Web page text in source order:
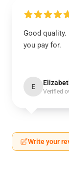
Good
you pay for.
E
Verified
Write your